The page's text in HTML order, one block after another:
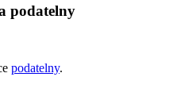
podatelny
podatelny.